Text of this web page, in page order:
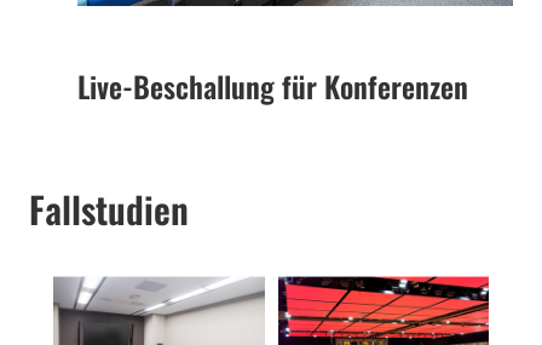
Live-Beschallung für Konferenzen
Fallstudien